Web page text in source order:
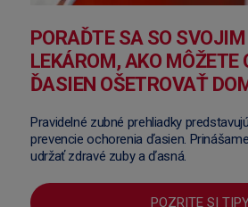
PORAĎTE SA SO
LEKÁROM, AKO MÔŽETE
ĎASIEN OŠETROVAŤ
Pravidelné zubné prehliadky
prevencie ochorenia ďasien.
udržať zdravé zuby a ďasná.
POZRITE SI